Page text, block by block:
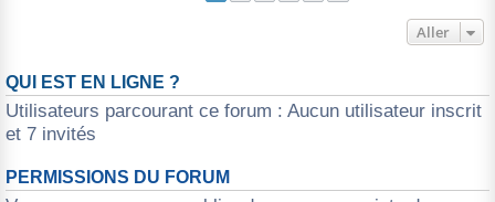
Aller
QUI EST EN LIGNE ?
Utilisateurs parcourant ce forum : Aucun utilisateur inscrit
et 7 invités
PERMISSIONS DU FORUM